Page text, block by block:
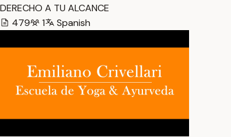
DERECHO A TU ALCANCE
479
1 Spanish